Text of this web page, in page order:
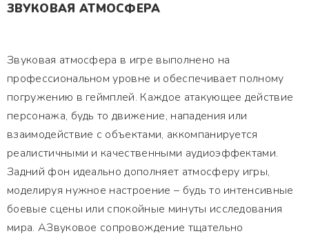
ЗВУКОВАЯ АТМОСФЕРА
Звуковая атмосфера в игре выполнено на
профессиональном уровне и обеспечивает полному
погружению в геймплей. Каждое атакующее действие
персонажа, будь то движение, нападения или
взаимодействие с объектами, аккомпанируется
реалистичными и качественными аудиоэффектами.
Задний фон идеально дополняет атмосферу игры,
моделируя нужное настроение – будь то интенсивные
боевые сцены или спокойные минуты исследования
мира. АЗвуковое сопровождение тщательно